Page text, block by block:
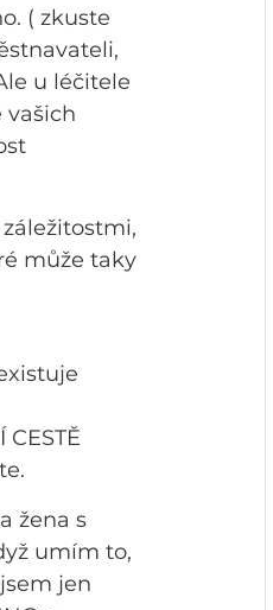
( zkuste
u léčitele
vašich
může taky
žena s
umím to,
jen